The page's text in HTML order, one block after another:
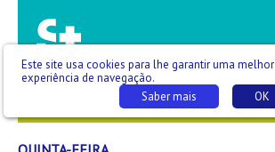
QUI09 SEX
Este site usa cookies para lhe garantir uma melhor
experiência de navegação.
OK
Saber mais